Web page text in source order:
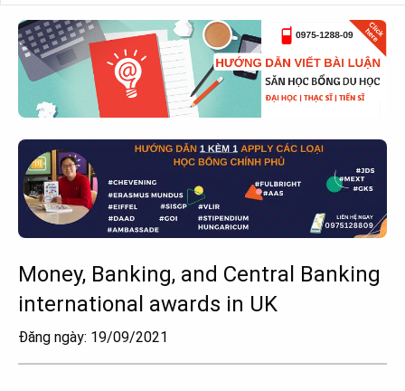
Money, Banking, and Central Banking
international awards in UK
Đăng ngày: 19/09/2021